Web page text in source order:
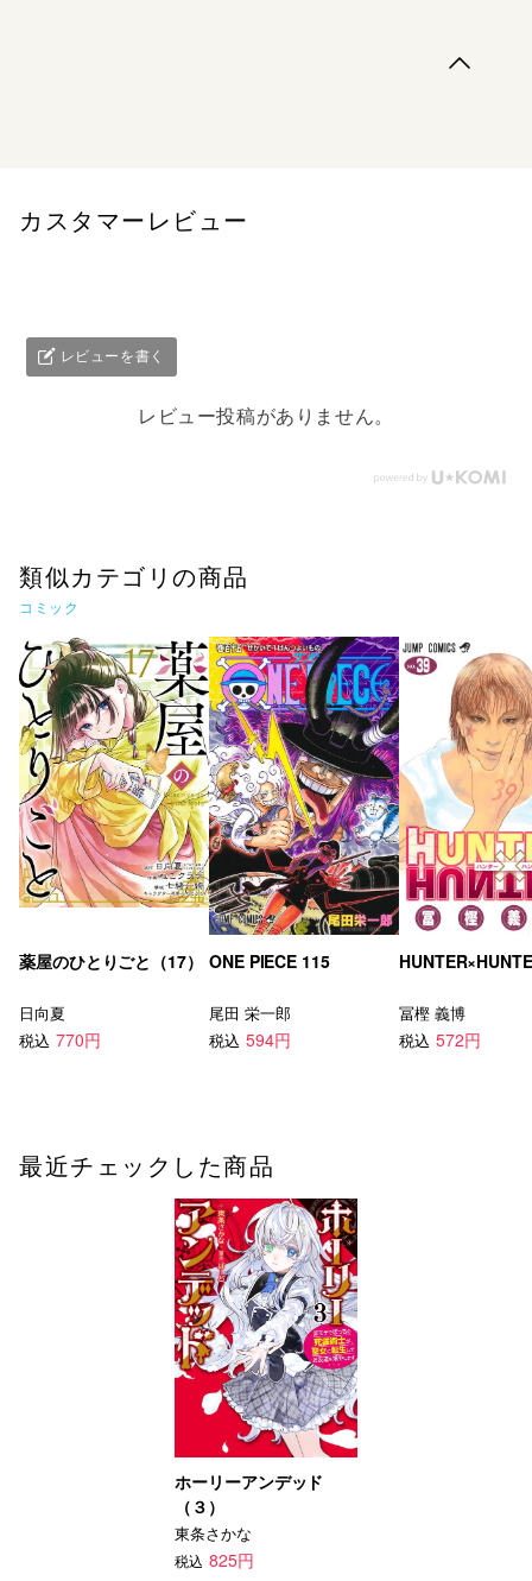
たことで、そのまま死霊術を極めたか...
カスタマーレビュー
レビューを書く
レビュー投稿がありません。
類似カテゴリの商品
コミック
薬屋のひとりごと（17）
日向夏
税込 770円
ONE PIECE 115
尾田 栄一郎
税込 594円
冨樫 義博
税込 572円
最近チェックした商品
ホーリーアンデッド
（３）
東条さかな
税込 825円